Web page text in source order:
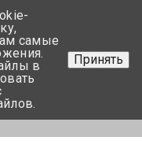
+375 17-350-99-56
+375 44-752-82-08
Задать вопрос
самые
в
Принять